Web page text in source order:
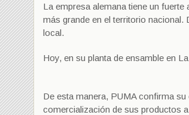
La empresa alemana tiene un
más grande en el territorio nacional.
local.
Hoy, en su planta de ensamble en
De esta manera, PUMA confirma
comercialización de sus productos